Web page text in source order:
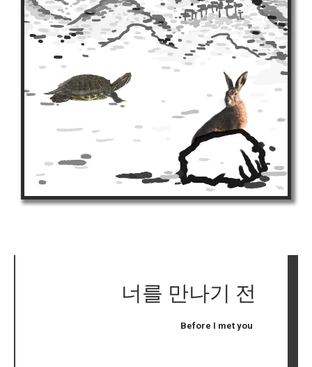
너를 만나기 전
Before I met you